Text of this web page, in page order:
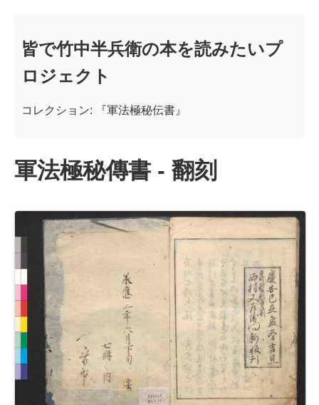
皆で竹中半兵衛の本を読みたいプ
ロジェクト
コレクション: 『軍法極秘伝書』
軍法極秘傳書 - 翻刻